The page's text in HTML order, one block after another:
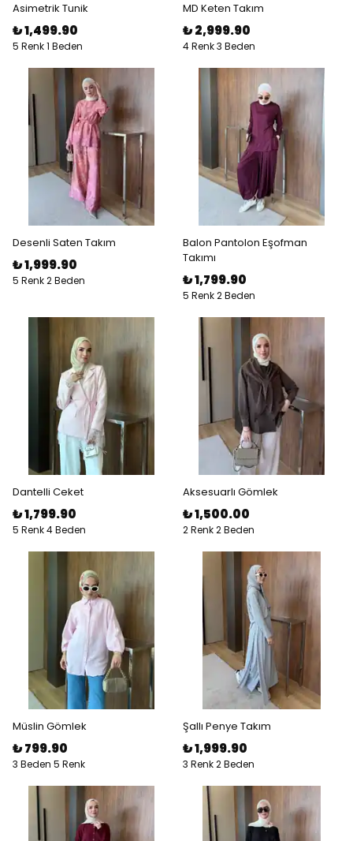
Asimetrik Tunik
₺ 1,499.90
5 Renk 1 Beden
MD Keten Takım
₺ 2,999.90
4 Renk 3 Beden
Desenli Saten Takım
₺ 1,999.90
5 Renk 2 Beden
Balon Pantolon Eşofman
Takımı
₺ 1,799.90
5 Renk 2 Beden
Dantelli Ceket
₺ 1,799.90
5 Renk 4 Beden
Aksesuarlı Gömlek
₺ 1,500.00
2 Renk 2 Beden
Müslin Gömlek
₺ 799.90
3 Beden 5 Renk
Şallı Penye Takım
₺ 1,999.90
3 Renk 2 Beden